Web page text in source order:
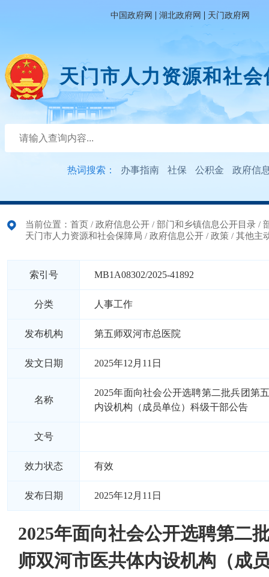
中国政府网 | 湖北政府网 | 天门政府网
天门市人力资源和社
热词搜索： 办事指南 社保 公积金 政府信
当前位置： 首页 / 政府信息公开 / 部门和乡镇信息公开目录 /
天门市人力资源和社会保障局 / 政府信息公开 / 政策 / 其他主
索引号 MB1A08302/2025-41892
分类 人事工作
发布机构 第五师双河市总医院
发文日期 2025年12月11日
名称
2025年面向社会公开选聘第二批兵团第
内设机构（成员单位）科级干部公告
文号
效力状态 有效
发布日期 2025年12月11日
2025年面向社会公开选聘第二
师双河市医共体内设机构（成